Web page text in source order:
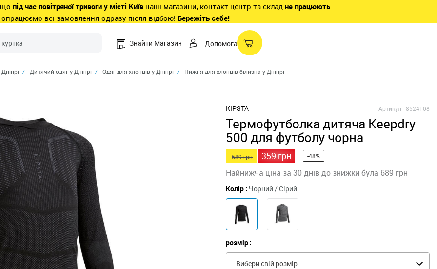
що під час повітряної тривоги у місті Київ наші магазини, контакт-центр та склад не працюють.
всі замовлення одразу після відбою! Бережіть себе!
Знайти Магазин Допомога
Дитячий одяг у Дніпрі Одяг для хлопців у Дніпрі Нижня для хлопців білизна у Дніпрі
KIPSTA Артикул -8524108
Термофутболка дитяча Keepdry
500 для футболу чорна
689 грн 359 грн -48%
Найнижча ціна за 30 днів до знижки була 689 грн
Колір : Чорний / Сірий
розмір :
Вибери свій розмір